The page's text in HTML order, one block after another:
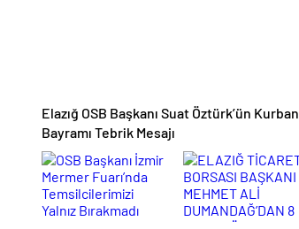
Elazığ OSB Başkanı Suat Öztürk’ün Kurban
Bayramı Tebrik Mesajı